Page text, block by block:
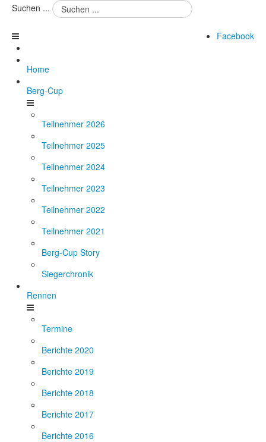
Suchen ...
Facebook
Home
Berg-Cup
Teilnehmer 2026
Teilnehmer 2025
Teilnehmer 2024
Teilnehmer 2023
Teilnehmer 2022
Teilnehmer 2021
Berg-Cup Story
Siegerchronik
Rennen
Termine
Berichte 2020
Berichte 2019
Berichte 2018
Berichte 2017
Berichte 2016